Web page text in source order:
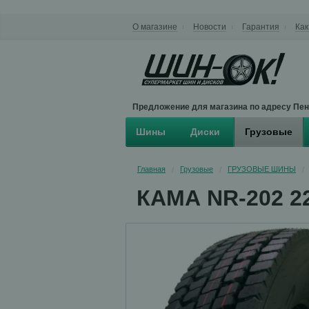
О магазине Новости Гарантия
Предложение для магазина по адресу
Шины Диски Грузовые
Главная Грузовые ГРУЗОВЫЕ ШИНЫ
КАМА NR-202